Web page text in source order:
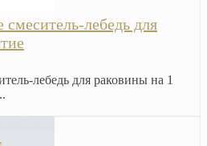
лебедь для
лебедь для раковины на 1